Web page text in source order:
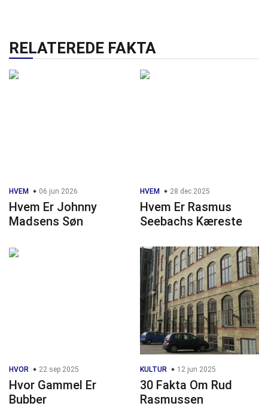
RELATEREDE FAKTA
HVEM 06 jun 2026
Hvem Er Johnny
Madsens Søn
HVEM 28 dec 2025
Hvem Er Rasmus
Seebachs Kæreste
HVOR 22 sep 2025
Hvor Gammel Er
Bubber
KULTUR 12 jun 2025
30 Fakta Om Rud
Rasmussen